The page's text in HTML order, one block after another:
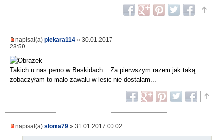
napisał(a) piekara114 » 30.01.2017
23:59
Takich u nas pełno w Beskidach... Za pierwszym razem jak taką
zobaczyłam to mało zawału w lesie nie dostałam...
napisał(a) słoma79 » 31.01.2017 00:02